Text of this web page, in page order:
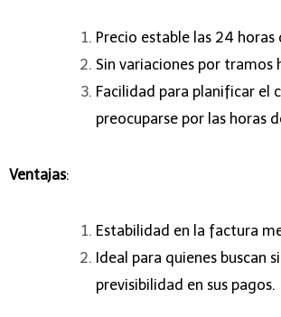
Precio estable las 24 horas
Sin variaciones por tramos
Facilidad para planificar el
preocuparse por las horas
Ventajas:
Estabilidad en la factura
Ideal para quienes buscan
previsibilidad en sus pagos.